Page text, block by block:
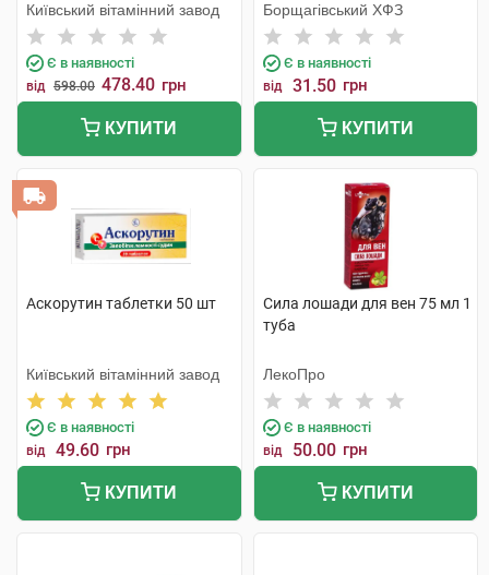
Київський вітамінний завод
Є в наявності
від 598.00 478.40 грн
КУПИТИ
Борщагівський ХФЗ
Є в наявності
від 31.50 грн
КУПИТИ
Аскорутин таблетки 50 шт
Київський вітамінний завод
Є в наявності
від 49.60 грн
КУПИТИ
Сила лошади для вен 75 мл 1
туба
ЛекоПро
Є в наявності
від 50.00 грн
КУПИТИ